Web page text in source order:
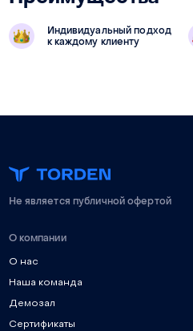
Индивидуальный подход
к каждому клиенту
Не является публичной офертой
О компании
О нас
Наша команда
Демозал
Сертификаты